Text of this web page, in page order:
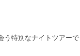
う特別なナイトツアーで